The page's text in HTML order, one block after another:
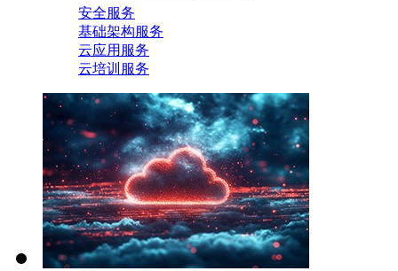
安全服务
基础架构服务
云应用服务
云培训服务